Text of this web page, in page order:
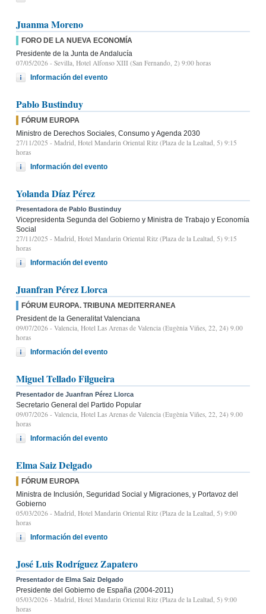
Juanma Moreno
FORO DE LA NUEVA ECONOMÍA
Presidente de la Junta de Andalucía
07/05/2026 - Sevilla, Hotel Alfonso XIII (San Fernando, 2) 9:00 horas
Información del evento
Pablo Bustinduy
FÓRUM EUROPA
Ministro de Derechos Sociales, Consumo y Agenda 2030
27/11/2025 - Madrid, Hotel Mandarin Oriental Ritz (Plaza de la Lealtad, 5) 9:15
horas
Información del evento
Yolanda Díaz Pérez
Presentadora de Pablo Bustinduy
Vicepresidenta Segunda del Gobierno y Ministra de Trabajo y Economía
Social
27/11/2025 - Madrid, Hotel Mandarin Oriental Ritz (Plaza de la Lealtad, 5) 9:15
horas
Información del evento
Juanfran Pérez Llorca
FÓRUM EUROPA. TRIBUNA MEDITERRANEA
President de la Generalitat Valenciana
09/07/2026 - Valencia, Hotel Las Arenas de Valencia (Eugènia Viñes, 22, 24) 9.00
horas
Información del evento
Miguel Tellado Filgueira
Presentador de Juanfran Pérez Llorca
Secretario General del Partido Popular
09/07/2026 - Valencia, Hotel Las Arenas de Valencia (Eugènia Viñes, 22, 24) 9.00
horas
Información del evento
Elma Saiz Delgado
FÓRUM EUROPA
Ministra de Inclusión, Seguridad Social y Migraciones, y Portavoz del
Gobierno
05/03/2026 - Madrid, Hotel Mandarin Oriental Ritz (Plaza de la Lealtad, 5) 9:00
horas
Información del evento
José Luis Rodríguez Zapatero
Presentador de Elma Saiz Delgado
Presidente del Gobierno de España (2004-2011)
05/03/2026 - Madrid, Hotel Mandarin Oriental Ritz (Plaza de la Lealtad, 5) 9:00
horas